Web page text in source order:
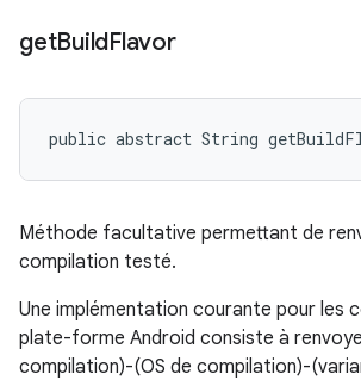
getBuildFlavor
public abstract String
Méthode facultative permettant de
compilation testé.
Une implémentation courante pour les
plate-forme Android consiste à
compilation)-(OS de compilation)-